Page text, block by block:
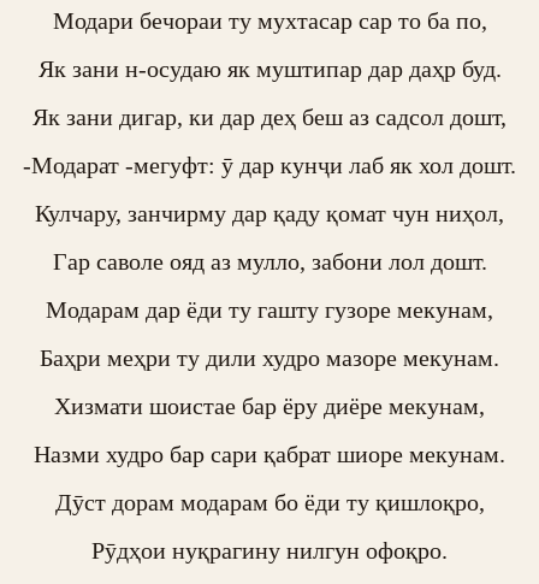
Модари бечораи ту мухтасар сар то ба по,
Як зани н-осудаю як муштипар дар даҳр буд.
Як зани дигар, ки дар деҳ беш аз садсол дошт,
-Модарат -мегуфт: ӯ дар кунҷи лаб як хол дошт.
Кулчару, занчирму дар қаду қомат чун ниҳол,
Гар саволе ояд аз мулло, забони лол дошт.
Модарам дар ёди ту гашту гузоре мекунам,
Баҳри меҳри ту дили худро мазоре мекунам.
Хизмати шоистае бар ёру диёре мекунам,
Назми худро бар сари қабрат шиоре мекунам.
Дӯст дорам модарам бо ёди ту қишлоқро,
Рӯдҳои нуқрагину нилгун офоқро.